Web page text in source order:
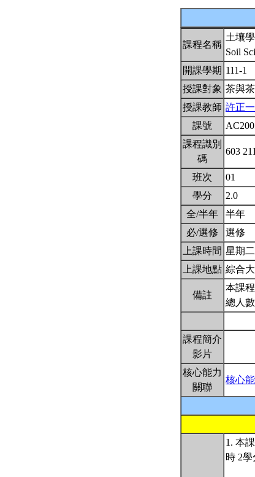
課程名稱
土壤學
Soil
開課學期 111-1
授課對象 茶與
授課教師 許正一
課號
課程識別
碼
603
班次
01
學分
2.0
全/半年
半年
必/選修
選修
上課時間 星期
上課地點 綜合
備註
本課
總人
課程簡介
影片
核心能力
關聯
核心
1. 本
時 2學